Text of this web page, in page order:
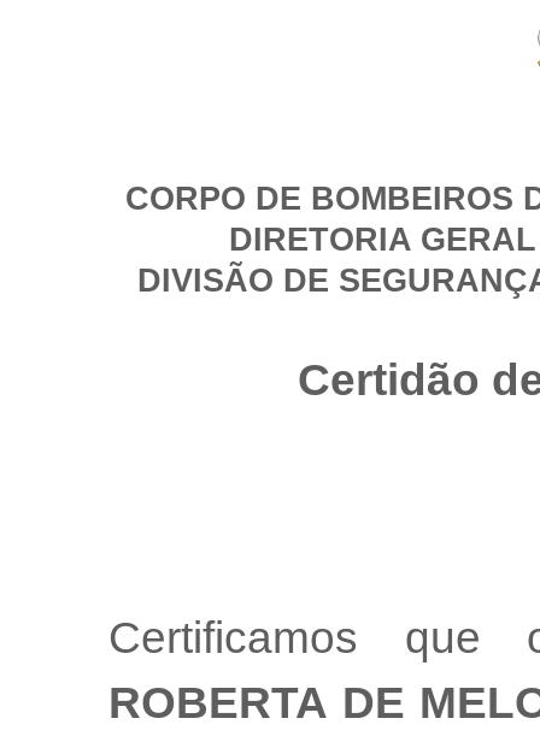
CORPO DE BOMBEIROS
DIRETORIA
DIVISÃO DE
Certidão
Certificamos
ROBERTA DE